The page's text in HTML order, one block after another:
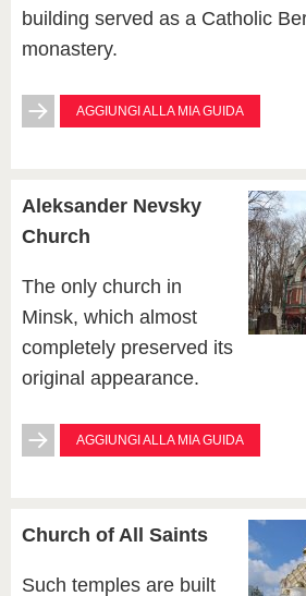
building served as a Catholic
monastery.
AGGIUNGI ALLA MIA GUIDA
Aleksander Nevsky
Church
The only church in
Minsk, which almost
completely preserved its
original appearance.
AGGIUNGI ALLA MIA GUIDA
Church of All Saints
Such temples are built